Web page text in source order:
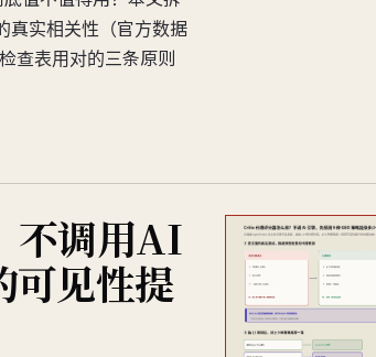
真实相关性（官方数据
查表用对的三条原则
不调用AI
可见性提